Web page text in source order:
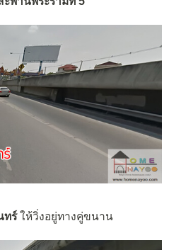
ทร์ให้วิ่งอยู่ทางคู่ขนาน